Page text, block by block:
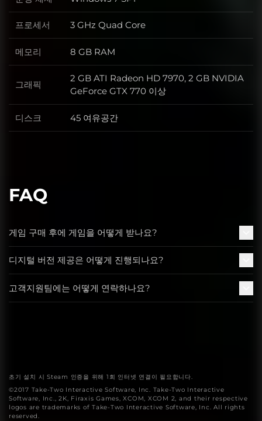
운영 체제
프로세서 프로세서
3 GHz Quad Core
메모리 메모리
8 GB RAM
그래픽 그래픽
2 GB ATI Radeon HD 7970, 2 GB NVIDIA
GeForce GTX 770 이상
디스크 디스크
45 여유공간
FAQ
게임 구매 후에 게임을 어떻게 받나요?
디지털 버전 제공은 어떻게 진행되나요?
고객지원팀에는 어떻게 연락하나요?
초기 설치 시 Steam 인증을 위해 1회 인터넷 연결이 필요합니다.
©2017 Take-Two Interactive Software, Inc. Take-Two Interactive
Software, Inc., 2K, Firaxis Games, XCOM, XCOM 2, and their respective
logos are trademarks of Take-Two Interactive Software, Inc. All rights
reserved.